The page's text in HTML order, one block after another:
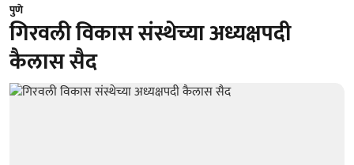
पुणे
गिरवली विकास संस्थेच्या अध्यक्षपदी
कैलास सैद